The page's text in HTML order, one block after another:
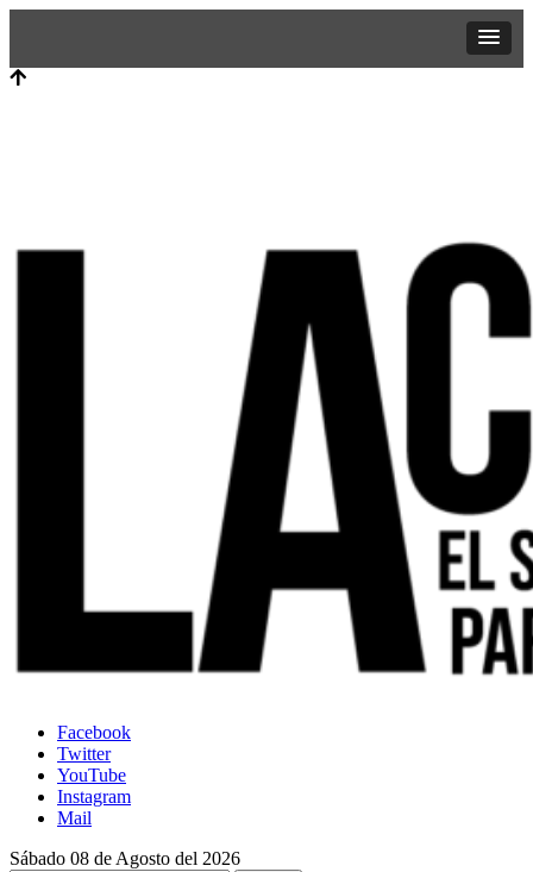
Facebook
Twitter
YouTube
Instagram
Mail
Sábado 08 de Agosto del 2026